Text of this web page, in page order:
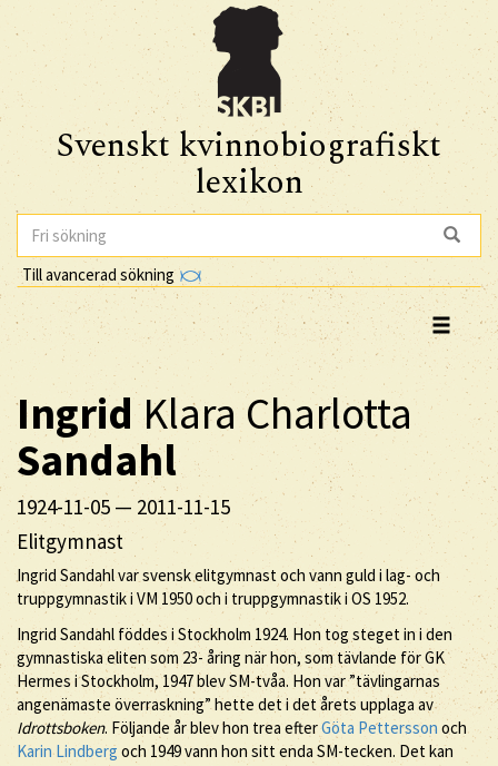
Svenskt kvinnobiografiskt
lexikon
Till avancerad sökning
IngridKlara Charlotta
Sandahl
1924-11-05 — 2011-11-15
Elitgymnast
Ingrid Sandahl var svensk elitgymnast och vann guld i lag- och
truppgymnastik i VM 1950 och i truppgymnastik i OS 1952.
Ingrid Sandahl föddes i Stockholm 1924. Hon tog steget in i den
gymnastiska eliten som 23- åring när hon, som tävlande för GK
Hermes i Stockholm, 1947 blev SM-tvåa. Hon var ”tävlingarnas
angenämaste överraskning” hette det i det årets upplaga av
Idrottsboken. Följande år blev hon trea efterGöta Pettersson och
Karin Lindberg och 1949 vann hon sitt enda SM-tecken. Det kan